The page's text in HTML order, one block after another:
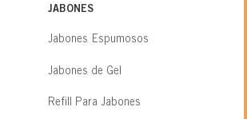
JABONES
Jabones Espumosos
Jabones de Gel
Refill Para Jabones